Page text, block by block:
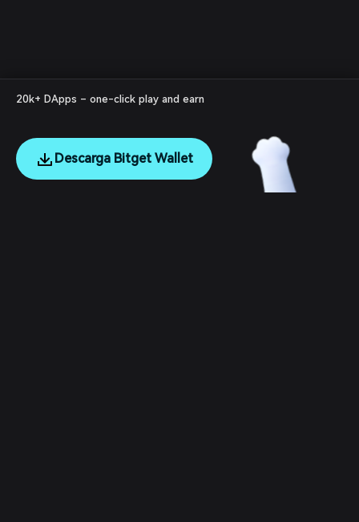
20k+ DApps – one-click play and earn
Descarga Bitget Wallet